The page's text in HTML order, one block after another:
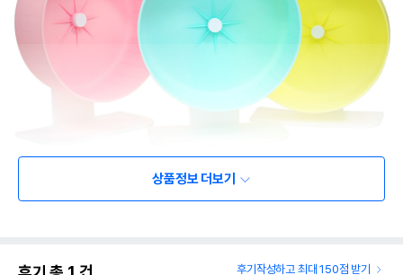
상품정보 더보기
후기작성하고 최대 150점 받기